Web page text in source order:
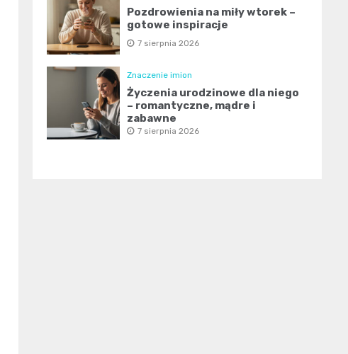
Pozdrowienia na miły wtorek –
gotowe inspiracje
7 sierpnia 2026
Znaczenie imion
Życzenia urodzinowe dla niego
– romantyczne, mądre i
zabawne
7 sierpnia 2026